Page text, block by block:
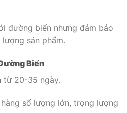
đường biển nhưng đảm bảo
sản phẩm.
Biển
từ 20-35 ngày.
số lượng lớn, trọng lượng